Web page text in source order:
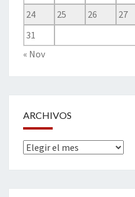
24
25 26 27
31
« Nov
ARCHIVOS
Archivos